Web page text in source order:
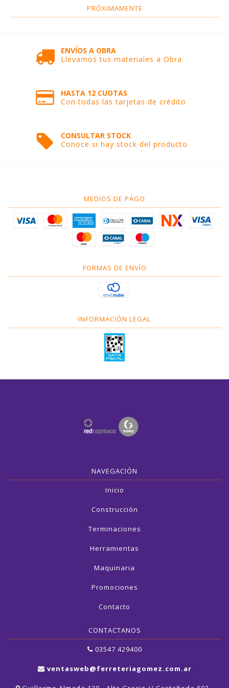
PRÓXIMAMENTE
ENVÍOS A OBRA
Llevamos tus materiales a Obra
HASTA 12 CUOTAS
Con todas las tarjetas de crédito
CONSULTAR STOCK
Conoce si hay stock del producto
MEDIOS DE PAGO
FORMAS DE ENVÍO
INFORMACIÓN LEGAL
NAVEGACIÓN
Inicio
Construcción
Terminaciones
Herramientas
Maquinaria
Promociones
Contacto
CONTACTANOS
03547 429400
ventasweb@ferreteriagomez.com.ar